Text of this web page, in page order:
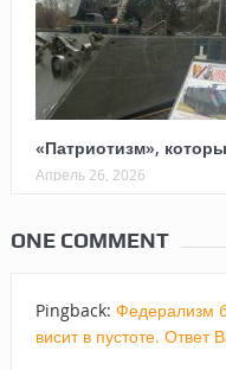
«Патриотизм»,
Апрель 26, 2026
ONE COMMENT
Pingback: Федерализм
висит в пустоте.